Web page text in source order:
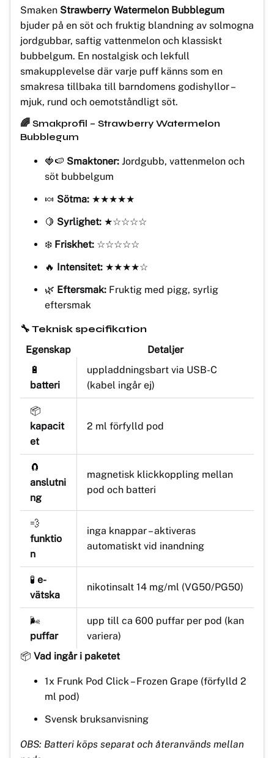
Smaken Strawberry Watermelon Bubblegum
bjuder på en söt och fruktig blandning av solmogna
jordgubbar, saftig vattenmelon och klassiskt
bubbelgum. En nostalgisk och lekfull
smakupplevelse där varje puff känns som en
smakresa tillbaka till barndomens godishyllor –
mjuk, rund och oemotståndligt söt.
🌈 Smakprofil – Strawberry Watermelon
Bubblegum
🍓🍉 Smaktoner: Jordgubb, vattenmelon och
söt bubbelgum
🍬 Sötma: ★★★★★
🍋 Syrlighet: ★☆☆☆☆
❄️ Friskhet: ☆☆☆☆☆
🔥 Intensitet: ★★★★☆
🌿 Eftersmak: Fruktig med pigg, syrlig
eftersmak
🔧 Teknisk specifikation
Egenskap
Detaljer
🔋
batteri
uppladdningsbart via USB-C
(kabel ingår ej)
📦
kapacit
et
2 ml förfylld pod
🧲
anslutni
ng
magnetisk klickkoppling mellan
pod och batteri
💨
funktio
n
inga knappar – aktiveras
automatiskt vid inandning
🧪 e-
vätska
nikotinsalt 14 mg/ml (VG50/PG50)
🌬️
puffar
upp till ca 600 puffar per pod (kan
variera)
📦 Vad ingår i paketet
1x Frunk Pod Click – Frozen Grape (förfylld 2
ml pod)
Svensk bruksanvisning
OBS: Batteri köps separat och återanvänds mellan